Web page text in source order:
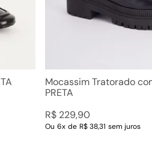
Mocassim Tratorado
PRETA
R$ 229,90
Ou 6x de R$ 38,31 sem juros